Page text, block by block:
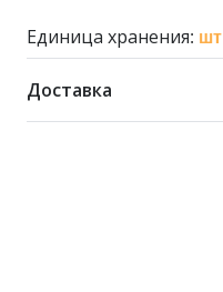
для
мытья
Единица хранения: шт
Доставка